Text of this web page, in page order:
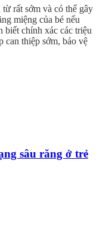
rất sớm và có thể gây
miệng của bé nếu
biết chính xác các triệu
can thiệp sớm, bảo vệ
sâu răng ở trẻ